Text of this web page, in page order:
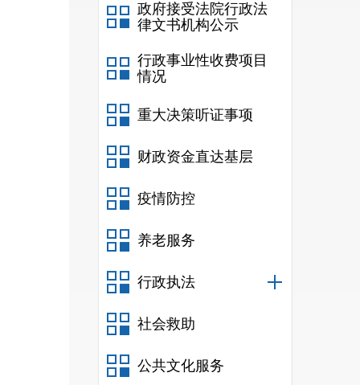
政府接受法院行政法
律文书机构公示
行政事业性收费项目
情况
重大决策听证事项
财政资金直达基层
疫情防控
养老服务
行政执法
社会救助
公共文化服务